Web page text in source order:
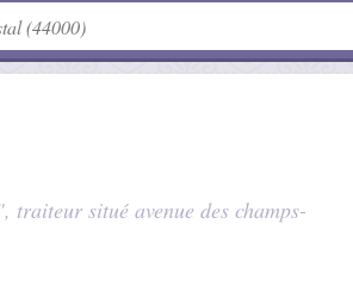
traiteur situé avenue des champs-